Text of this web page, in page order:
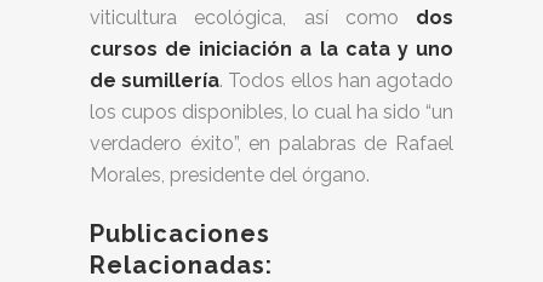
viticultura ecológica, así como dos
cursos de iniciación a la cata y uno
de sumillería. Todos ellos han agotado
los cupos disponibles, lo cual ha sido “un
verdadero éxito”, en palabras de Rafael
Morales, presidente del órgano.
Publicaciones
Relacionadas: